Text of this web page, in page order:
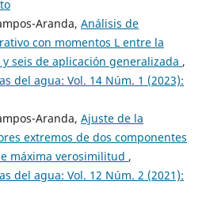
Aranda, Análisis de
con momentos L entre la
seis de aplicación generalizada ,
del agua: Vol. 14 Núm. 1 (2023):
Aranda, Ajuste de la
extremos de dos componentes
máxima verosimilitud ,
del agua: Vol. 12 Núm. 2 (2021):